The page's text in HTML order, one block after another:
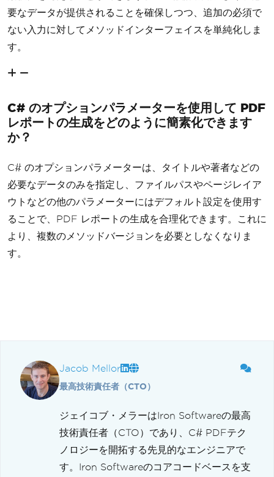
要なデータが提供されることを確保しつつ、追加の必須で
ない入力に対してメソッドインターフェイスを単純化しま
す。
C# のオプションパラメーターを使用して PDF
レポートの生成をどのように簡素化できます
か？
C# のオプションパラメーターは、タイトルや著者などの
必要なデータのみを指定し、ファイルパスやページレイア
ウトなどの他のパラメーターにはデフォルト設定を使用す
ることで、PDF レポートの生成を合理化できます。これに
より、複数のメソッドバージョンを必要としなくなりま
す。
Jacob Mellor
最高技術責任者（CTO）
ジェイコブ・メラーはIron Softwareの最高
技術責任者（CTO）であり、C# PDFテク
ノロジーを開拓する先見的なエンジニアで
す。Iron Softwareのコアコードベースを支